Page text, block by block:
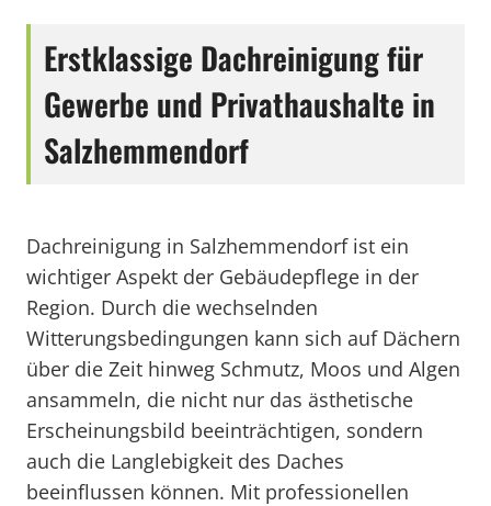
Erstklassige Dachreinigung für
Gewerbe und Privathaushalte in
Salzhemmendorf
Dachreinigung in Salzhemmendorf ist ein
wichtiger Aspekt der Gebäudepflege in der
Region. Durch die wechselnden
Witterungsbedingungen kann sich auf Dächern
über die Zeit hinweg Schmutz, Moos und Algen
ansammeln, die nicht nur das ästhetische
Erscheinungsbild beeinträchtigen, sondern
auch die Langlebigkeit des Daches
beeinflussen können. Mit professionellen